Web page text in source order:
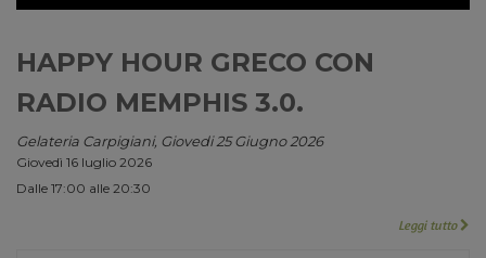
HAPPY HOUR GRECO CON
RADIO MEMPHIS 3.0.
Gelateria Carpigiani, Giovedi 25 Giugno 2026
Giovedì 16 luglio 2026
Dalle 17:00 alle 20:30
Leggi tutto